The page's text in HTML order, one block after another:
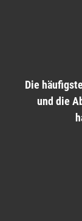
Die
und die